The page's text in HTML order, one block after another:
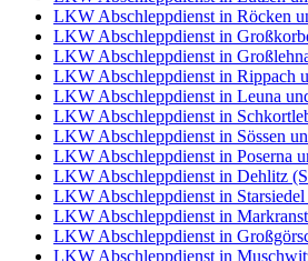
LKW Abschleppdienst in Röcken
LKW Abschleppdienst in
LKW Abschleppdienst in
LKW Abschleppdienst in Rippach
LKW Abschleppdienst in Leuna
LKW Abschleppdienst in
LKW Abschleppdienst in Sössen
LKW Abschleppdienst in Poserna
LKW Abschleppdienst in Dehlitz
LKW Abschleppdienst in
LKW Abschleppdienst in
LKW Abschleppdienst in
LKW Abschleppdienst in